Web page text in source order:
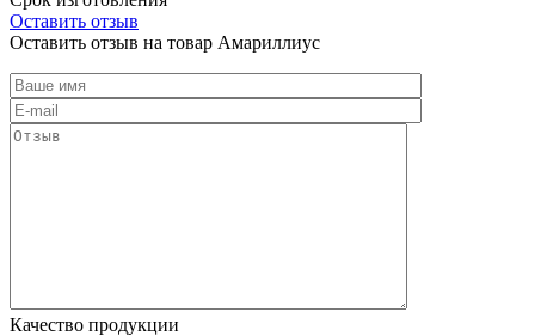
Оставить отзыв
Оставить отзыв на товар Амариллиус
Качество продукции